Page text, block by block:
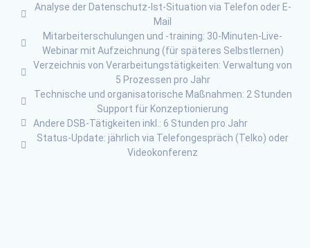
Analyse der Datenschutz-Ist-Situation via Telefon oder E-
Mail
Mitarbeiterschulungen und -training: 30-Minuten-Live-
Webinar mit Aufzeichnung (für späteres Selbstlernen)
Verzeichnis von Verarbeitungstätigkeiten: Verwaltung von
5 Prozessen pro Jahr
Technische und organisatorische Maßnahmen: 2 Stunden
Support für Konzeptionierung
Andere DSB-Tätigkeiten inkl.: 6 Stunden pro Jahr
Status-Update: jährlich via Telefongespräch (Telko) oder
Videokonferenz